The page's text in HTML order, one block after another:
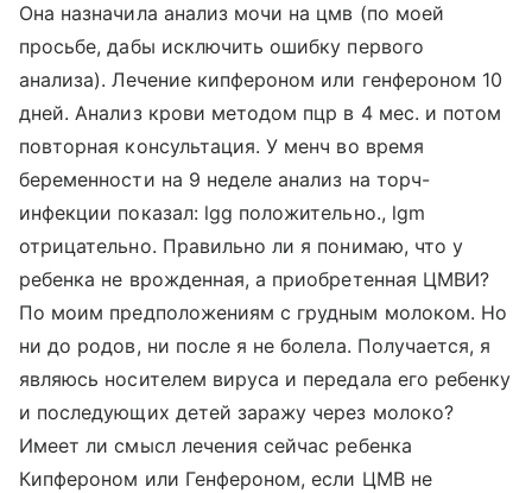
Она назначила анализ мочи на цмв (по моей
просьбе, дабы исключить ошибку первого
анализа). Лечение кипфероном или генфероном 10
дней. Анализ крови методом пцр в 4 мес. и потом
повторная консультация. У менч во время
беременности на 9 неделе анализ на торч-
инфекции показал: lgg положительно., lgm
отрицательно. Правильно ли я понимаю, что у
ребенка не врожденная, а приобретенная ЦМВИ?
По моим предположениям с грудным молоком. Но
ни до родов, ни после я не болела. Получается, я
являюсь носителем вируса и передала его ребенку
и последующих детей заражу через молоко?
Имеет ли смысл лечения сейчас ребенка
Кипфероном или Генфероном, если ЦМВ не